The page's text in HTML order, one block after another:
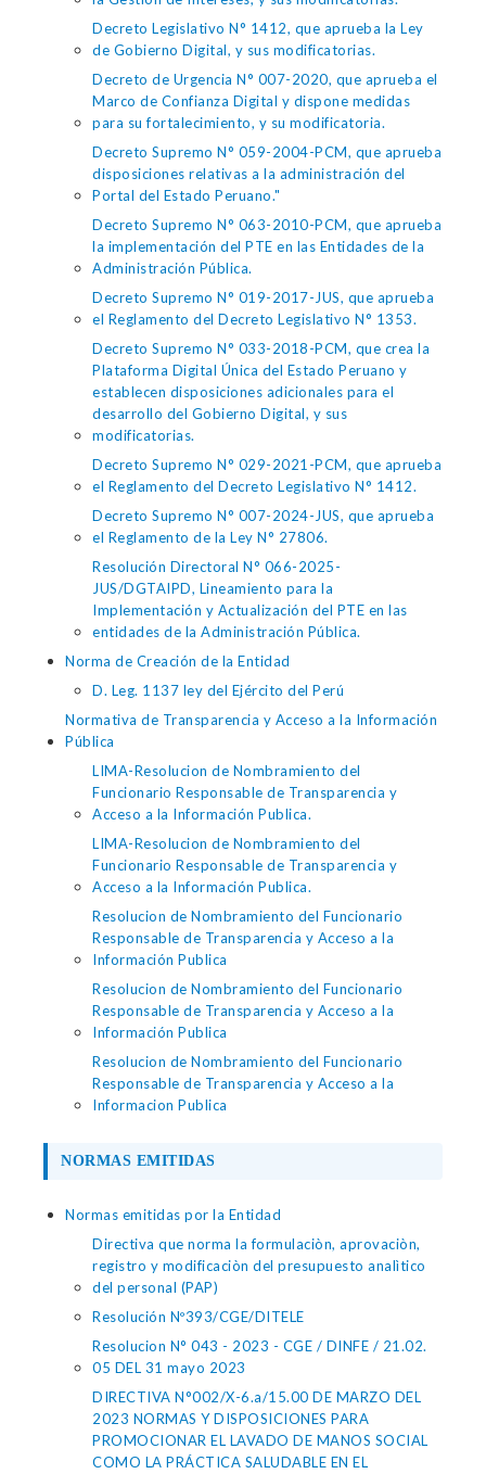
Decreto Legislativo N° 1412, que aprueba la Ley
de Gobierno Digital, y sus modificatorias.
Decreto de Urgencia N° 007-2020, que aprueba el
Marco de Confianza Digital y dispone medidas
para su fortalecimiento, y su modificatoria.
Decreto Supremo N° 059-2004-PCM, que aprueba
disposiciones relativas a la administración del
Portal del Estado Peruano."
Decreto Supremo N° 063-2010-PCM, que aprueba
la implementación del PTE en las Entidades de la
Administración Pública.
Decreto Supremo N° 019-2017-JUS, que aprueba
el Reglamento del Decreto Legislativo N° 1353.
Decreto Supremo N° 033-2018-PCM, que crea la
Plataforma Digital Única del Estado Peruano y
establecen disposiciones adicionales para el
desarrollo del Gobierno Digital, y sus
modificatorias.
Decreto Supremo N° 029-2021-PCM, que aprueba
el Reglamento del Decreto Legislativo N° 1412.
Decreto Supremo N° 007-2024-JUS, que aprueba
el Reglamento de la Ley N° 27806.
Resolución Directoral N° 066-2025-
JUS/DGTAIPD, Lineamiento para la
Implementación y Actualización del PTE en las
entidades de la Administración Pública.
Norma de Creación de la Entidad
D. Leg. 1137 ley del Ejército del Perú
Normativa de Transparencia y Acceso a la Información
Pública
LIMA-Resolucion de Nombramiento del
Funcionario Responsable de Transparencia y
Acceso a la Información Publica.
LIMA-Resolucion de Nombramiento del
Funcionario Responsable de Transparencia y
Acceso a la Información Publica.
Resolucion de Nombramiento del Funcionario
Responsable de Transparencia y Acceso a la
Información Publica
Resolucion de Nombramiento del Funcionario
Responsable de Transparencia y Acceso a la
Información Publica
Resolucion de Nombramiento del Funcionario
Responsable de Transparencia y Acceso a la
Informacion Publica
NORMAS EMITIDAS
Normas emitidas por la Entidad
Directiva que norma la formulaciòn, aprovaciòn,
registro y modificaciòn del presupuesto analìtico
del personal (PAP)
Resolución Nº393/CGE/DITELE
Resolucion N° 043 - 2023 - CGE / DINFE / 21.02.
05 DEL 31 mayo 2023
DIRECTIVA N°002/X-6.a/15.00 DE MARZO DEL
2023 NORMAS Y DISPOSICIONES PARA
PROMOCIONAR EL LAVADO DE MANOS SOCIAL
COMO LA PRÁCTICA SALUDABLE EN EL